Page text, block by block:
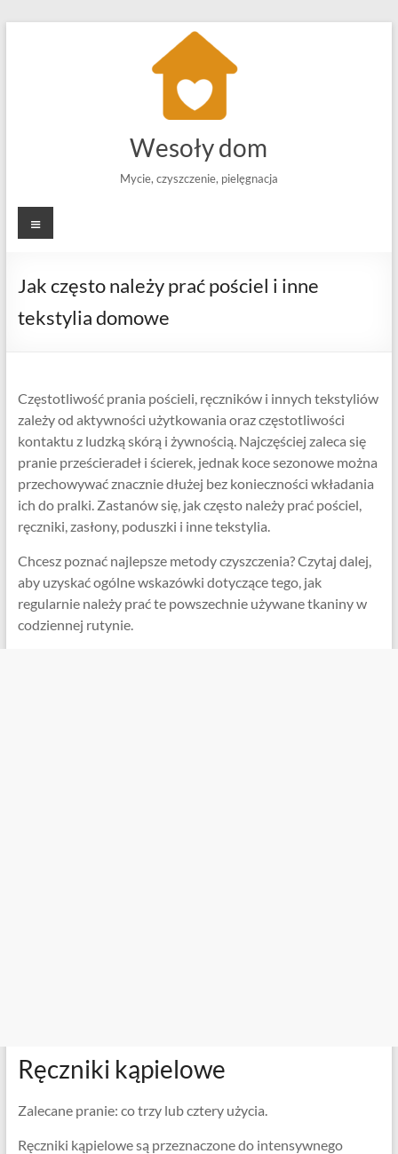
Wesoły dom
Mycie, czyszczenie, pielęgnacja
Menu
Jak często należy prać pościel i inne
tekstylia domowe
Częstotliwość prania pościeli, ręczników i innych tekstyliów
zależy od aktywności użytkowania oraz częstotliwości
kontaktu z ludzką skórą i żywnością. Najczęściej zaleca się
pranie prześcieradeł i ścierek, jednak koce sezonowe można
przechowywać znacznie dłużej bez konieczności wkładania
ich do pralki. Zastanów się, jak często należy prać pościel,
ręczniki, zasłony, poduszki i inne tekstylia.
Chcesz poznać najlepsze metody czyszczenia? Czytaj dalej,
aby uzyskać ogólne wskazówki dotyczące tego, jak
regularnie należy prać te powszechnie używane tkaniny w
codziennej rutynie.
Ręczniki kąpielowe
Zalecane pranie: co trzy lub cztery użycia.
Ręczniki kąpielowe są przeznaczone do intensywnego